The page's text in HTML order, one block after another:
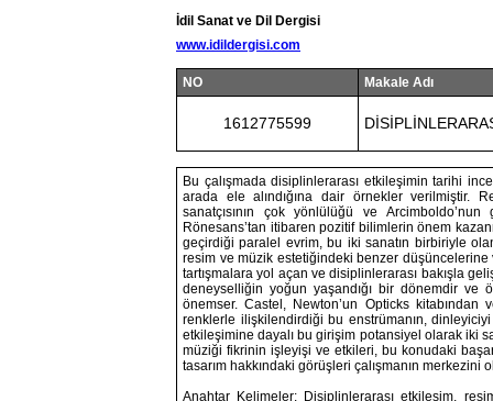
İdil Sanat ve Dil Dergisi
www.idildergisi.com
NO Makale Adı
1612775599
Bu çalışmada disiplinlerarası etkileşimin tarihi
arada ele alındığına dair örnekler verilmiştir.
sanatçısının çok yönlülüğü ve
Rönesans’tan itibaren pozitif bilimlerin önem
geçirdiği paralel evrim, bu iki sanatın birbiriyle
resim ve müzik estetiğindeki benzer düşüncelerine
tartışmalara yol açan ve disiplinlerarası bakışla
deneyselliğin yoğun yaşandığı bir dönemdir ve
önemser. Castel, Newton’un Opticks kitabından
renklerle ilişkilendirdiği bu enstrümanın,
etkileşimine dayalı bu girişim potansiyel olarak iki
müziği fikrinin işleyişi ve etkileri, bu konudaki
tasarım hakkındaki görüşleri çalışmanın merkezini
Anahtar Kelimeler: Disiplinlerarası etkileşim,